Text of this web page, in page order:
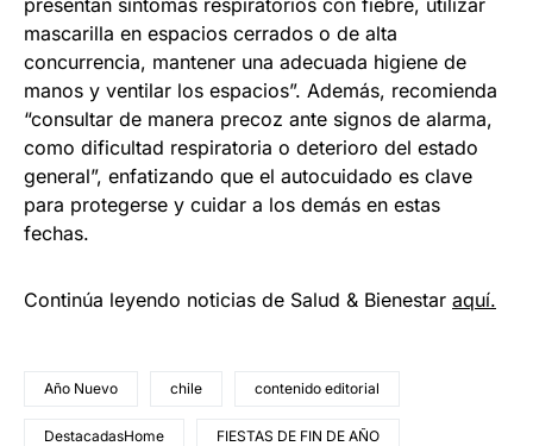
presentan síntomas respiratorios con fiebre, utilizar
mascarilla en espacios cerrados o de alta
concurrencia, mantener una adecuada higiene de
manos y ventilar los espacios”. Además, recomienda
“consultar de manera precoz ante signos de alarma,
como dificultad respiratoria o deterioro del estado
general”, enfatizando que el autocuidado es clave
para protegerse y cuidar a los demás en estas
fechas.
Continúa leyendo noticias de Salud & Bienestar aquí.
Año Nuevo chile contenido editorial
DestacadasHome FIESTAS DE FIN DE AÑO